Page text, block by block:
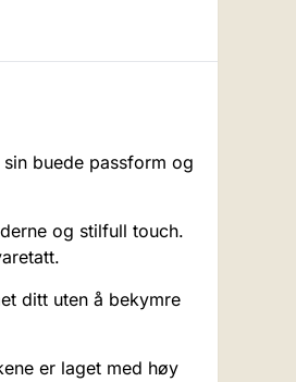
buede passform og
og stilfull touch.
ditt uten å bekymre
er laget med høy